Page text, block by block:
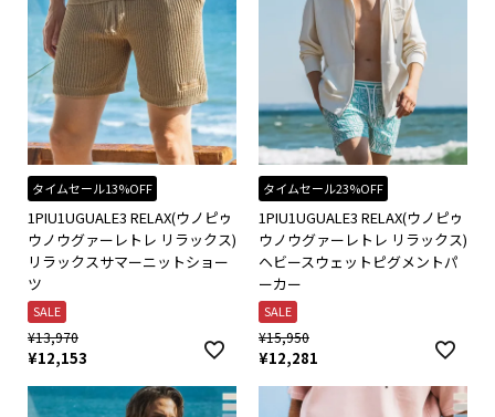
タイムセール13%OFF
1PIU1UGUALE3 RELAX(ウノピゥ
ウノウグァーレトレ リラックス)
リラックスサマーニットショー
ツ
SALE
¥13,970
¥12,153
タイムセール23%OFF
1PIU1UGUALE3 RELAX(ウノピゥ
ウノウグァーレトレ リラックス)
ヘビースウェットピグメントパ
ーカー
SALE
¥15,950
¥12,281